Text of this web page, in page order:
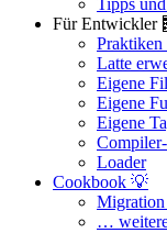
Haben Sie ein
Auf GitHub
Vorschau öffnen
Ein Problem mit
Für Entwickler
Latte
Eigene
Eigene
Eigene
Compiler-
Loader
Cookbook 💡
…